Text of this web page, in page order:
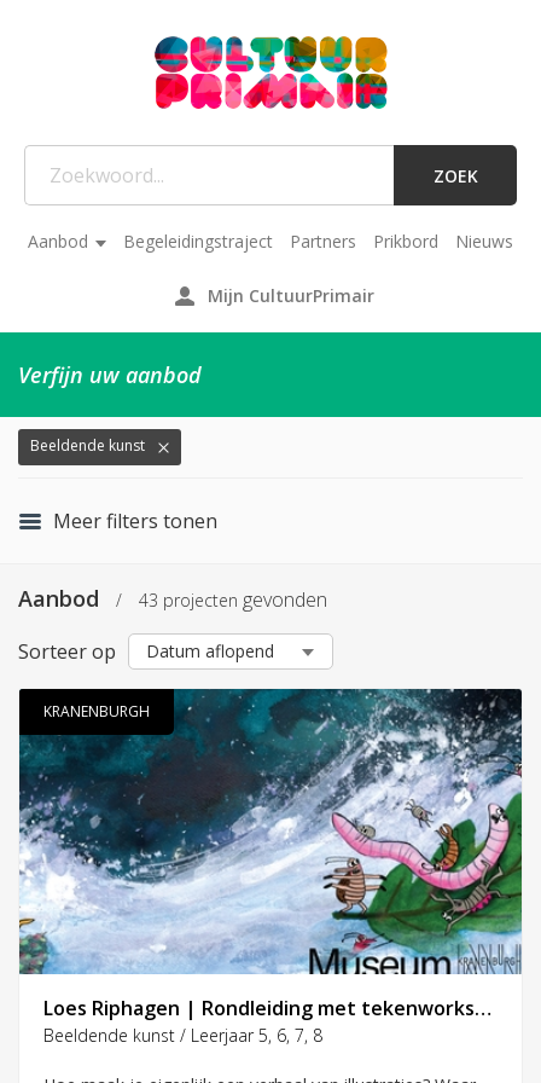
ZOEK
Aanbod Begeleidingstraject Partners Prikbord Nieuws
Mijn CultuurPrimair
Verfijn uw aanbod
Beeldende kunst
Meer filters tonen
Zoeken in projecten
Een specifieke aanbieder
Thema’s
Aanbod / 43 projecten gevonden
Sorteer op
KRANENBURGH
Loes Riphagen | Rondleiding met tekenworkshop | groep 5 t/m 8
Beeldende kunst / Leerjaar 5, 6, 7, 8